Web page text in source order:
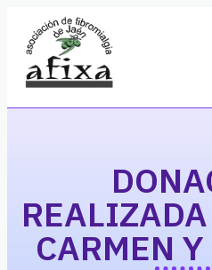
CARMEN